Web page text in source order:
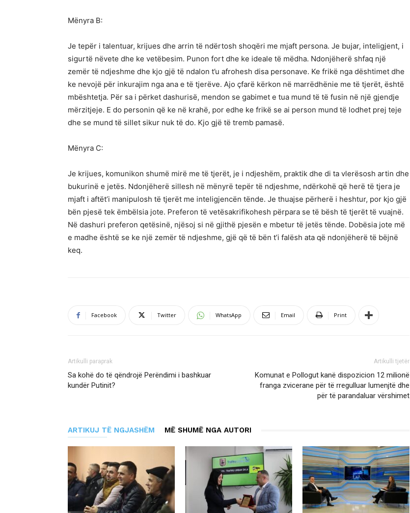
Mënyra B:
Je tepër i talentuar, krijues dhe arrin të ndërtosh shoqëri me mjaft persona. Je bujar, inteligjent, i
sigurtë nëvete dhe ke vetëbesim. Punon fort dhe ke ideale të mëdha. Ndonjëherë shfaq një
zemër të ndjeshme dhe kjo gjë të ndalon t’u afrohesh disa personave. Ke frikë nga dështimet dhe
ke nevojë për inkurajim nga ana e të tjerëve. Ajo çfarë kërkon në marrëdhënie me të tjerët, është
mbështetja. Për sa i përket dashurisë, mendon se gabimet e tua mund të të fusin në një gjendje
mërzitjeje. E do personin që ke në krahë, por edhe ke frikë se ai person mund të lodhet prej teje
dhe se mund të sillet sikur nuk të do. Kjo gjë të tremb pamasë.
Mënyra C:
Je krijues, komunikon shumë mirë me të tjerët, je i ndjeshëm, praktik dhe di ta vlerësosh artin dhe
bukurinë e jetës. Ndonjëherë sillesh në mënyrë tepër të ndjeshme, ndërkohë që herë të tjera je
mjaft i aftët’i manipulosh të tjerët me inteligjencën tënde. Je thuajse përherë i heshtur, por kjo gjë
bën pjesë tek ëmbëlsia jote. Preferon të vetësakrifikohesh përpara se të bësh të tjerët të vuajnë.
Në dashuri preferon qetësinë, njësoj si në gjithë pjesën e mbetur të jetës tënde. Dobësia jote më
e madhe është se ke një zemër të ndjeshme, gjë që të bën t’i falësh ata që ndonjëherë të bëjnë
keq.
Facebook Twitter WhatsApp Email Print
Artikulli paraprak
Sa kohë do të qëndrojë Perëndimi i bashkuar
kundër Putinit?
Artikulli tjetër
Komunat e Pollogut kanë dispozicion 12 milionë
franga zvicerane për të rregulluar lumenjtë dhe
për të parandaluar vërshimet
ARTIKUJ TË NGJASHËM MË SHUMË NGA AUTORI